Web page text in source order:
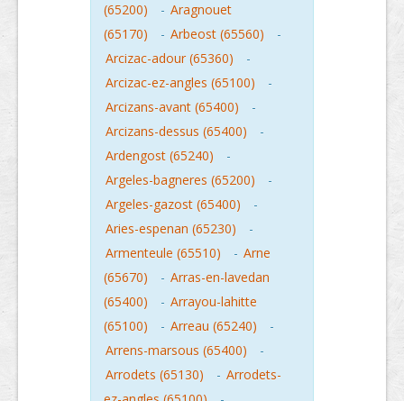
(65200)
- Aragnouet
(65170)
- Arbeost (65560)
-
Arcizac-adour (65360)
-
Arcizac-ez-angles (65100)
-
Arcizans-avant (65400)
-
Arcizans-dessus (65400)
-
Ardengost (65240)
-
Argeles-bagneres (65200)
-
Argeles-gazost (65400)
-
Aries-espenan (65230)
-
Armenteule (65510)
- Arne
(65670)
- Arras-en-lavedan
(65400)
- Arrayou-lahitte
(65100)
- Arreau (65240)
-
Arrens-marsous (65400)
-
Arrodets (65130)
- Arrodets-